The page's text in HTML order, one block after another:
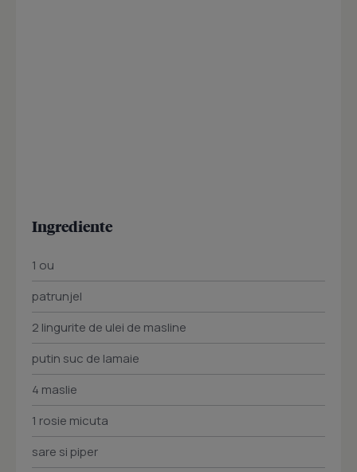
Ingrediente
1 ou
patrunjel
2 lingurite de ulei de masline
putin suc de lamaie
4 maslie
1 rosie micuta
sare si piper